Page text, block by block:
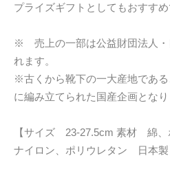
プライズギフトとしてもおすすめ
※ 売上の一部は公益財団法人・
れます。
※古くから靴下の一大産地であ
に編み立てられた国産企画となり
【サイズ 23-27.5cm 素材 綿、
ナイロン、ポリウレタン 日本製